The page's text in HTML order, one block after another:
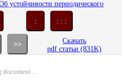
периодического
плоскостью // Изв. РАН. МТТ.
С. 16-22.: : : :
>>
Скачать
pdf статьи (831K)
document ...